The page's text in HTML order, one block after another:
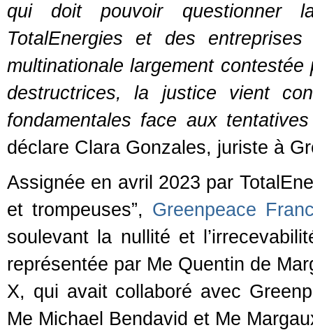
qui doit pouvoir questionner
TotalEnergies et des
multinationale largement
destructrices, la justice vient
fondamentales face aux
déclare Clara Gonzales, juriste à
Assignée en avril 2023 par
et trompeuses”, Greenpeace
soulevant la nullité et
représentée par Me Quentin de
X, qui avait collaboré avec
Me Michael Bendavid et Me